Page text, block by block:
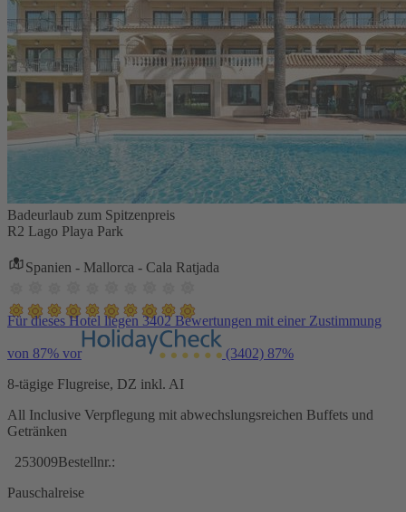
Badeurlaub zum Spitzenpreis
R2 Lago Playa Park
Spanien - Mallorca - Cala Ratjada
Für dieses Hotel liegen 3402 Bewertungen mit einer Zustimmung
von 87% vor (3402) 87%
8-tägige Flugreise, DZ inkl. AI
All Inclusive Verpflegung mit abwechslungsreichen Buffets und
Getränken
253009Bestellnr.:
Pauschalreise